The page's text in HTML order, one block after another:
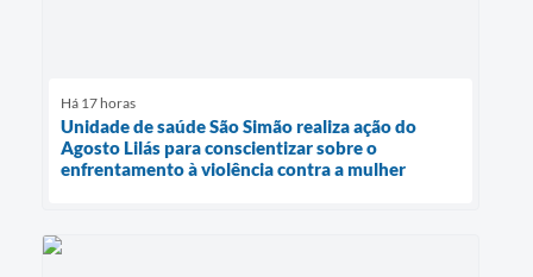
Há 17 horas
Unidade de saúde São Simão realiza ação do
Agosto Lilás para conscientizar sobre o
enfrentamento à violência contra a mulher